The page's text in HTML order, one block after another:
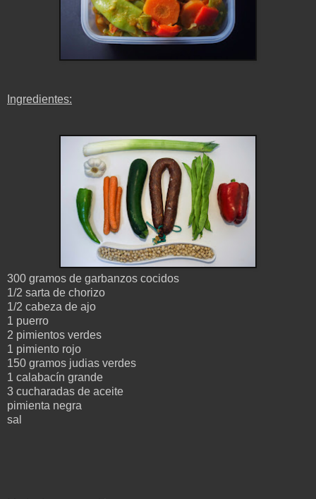
Ingredientes:
300 gramos de garbanzos cocidos
1/2 sarta de chorizo
1/2 cabeza de ajo
1 puerro
2 pimientos verdes
1 pimiento rojo
150 gramos judias verdes
1 calabacín grande
3 cucharadas de aceite
pimienta negra
sal